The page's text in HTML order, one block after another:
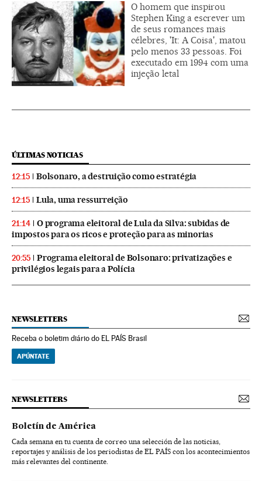
O homem que inspirou
Stephen King a escrever um
de seus romances mais
célebres, 'It: A Coisa', matou
pelo menos 33 pessoas. Foi
executado em 1994 com uma
injeção letal
ÚLTIMAS NOTICIAS
12:15 Bolsonaro, a destruição como estratégia
12:15 Lula, uma ressurreição
21:14
O programa eleitoral de Lula da Silva: subidas de
impostos para os ricos e proteção para as minorias
20:55
Programa eleitoral de Bolsonaro: privatizações e
privilégios legais para a Polícia
NEWSLETTERS
Receba o boletim diário do EL PAÍS Brasil
APÚNTATE
NEWSLETTERS
Boletín de América
Cada semana en tu cuenta de correo una selección de las noticias,
reportajes y análisis de los periodistas de EL PAÍS con los acontecimientos
más relevantes del continente.